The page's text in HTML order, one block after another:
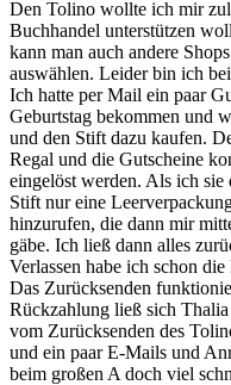
Den Tolino wollte ich mir
Buchhandel unterstützen
kann man auch andere
auswählen. Leider bin ich
Ich hatte per Mail ein paar
Geburtstag bekommen und
und den Stift dazu kaufen.
Regal und die Gutscheine
eingelöst werden. Als ich sie
Stift nur eine
hinzurufen, die dann mir
gäbe. Ich ließ dann alles
Verlassen habe ich schon
Das Zurücksenden
Rückzahlung ließ sich
vom Zurücksenden des
und ein paar E-Mails und
beim großen A doch viel